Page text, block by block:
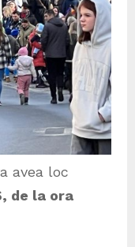
avea loc
de la ora